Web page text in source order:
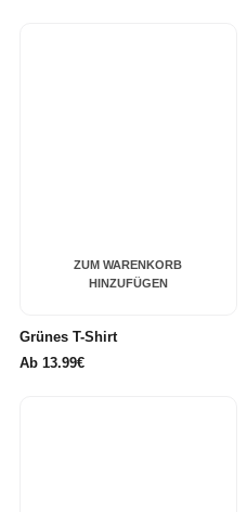
ZUM WARENKORB
HINZUFÜGEN
Grünes T-Shirt
Ab 13.99€